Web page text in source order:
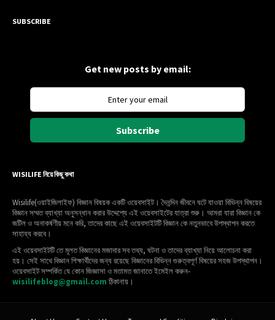
SUBSCRIBE
Get new posts by email:
Subscribe
WISILIFE নিয়ে কিছু কথা
Wisilife(ওয়াইজিলাইফ) বিজ্ঞান বিষয়ক একটি ওয়েবসাইট। দৈনন্দিন জীবনে ঘটে যাওয়া বিভিন্ন বিষয়ের
বিজ্ঞান সম্মত ব্যাখ্যা অনুসন্ধান করার উদ্দেশ্যে এই ওয়েবসাইটের যাত্রা শুরু। আমরা যারা বিজ্ঞান কে
জটিল ও অনাকর্ষণীয় মনে করি, তাদের কাছে এই ওয়েবসাইটটি বিজ্ঞান কে নতুনভাবে উপস্থাপন করতে
সাহায্য করবে।
এই ওয়েবসাইটটি তে মূলত বিজ্ঞানের মজাদার সব তথ্য, ঘটনা ও তাদের ব্যাখ্যা নিয়ে আলোচনা করা
হয়। সেই সাথে বিজ্ঞান শিক্ষার্থীদের জন্য রয়েছে বিজ্ঞানের বিভিন্ন গুরুত্বপূর্ণ বিষয়ের সহজ উপস্থাপন।
ওয়েবসাইট সম্পর্কিত যে কোন জিজ্ঞাসা ও মতামত জানাতে ইমেইল করুন-
wisilifeblog@gmail.com ঠিকানায়।